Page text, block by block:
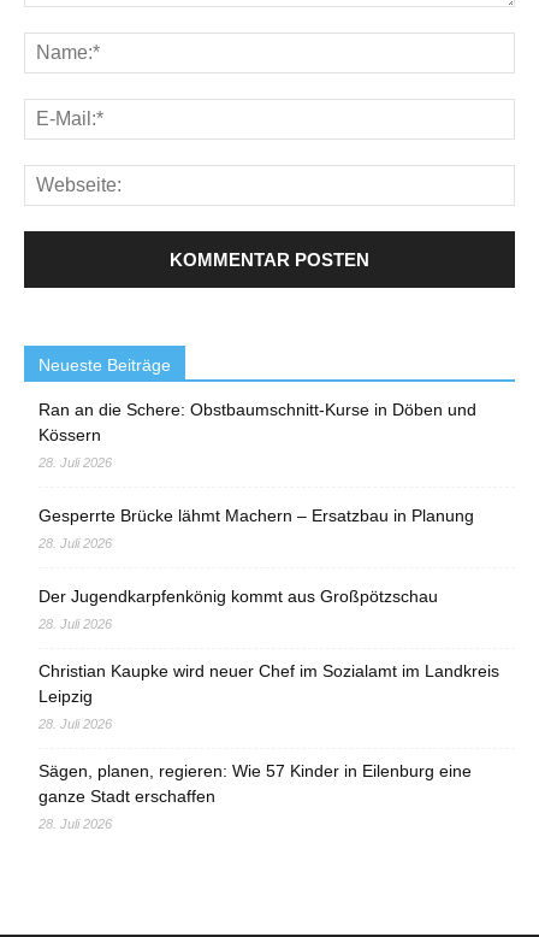
Neueste Beiträge
Ran an die Schere: Obstbaumschnitt-Kurse in Döben und
Kössern
28. Juli 2026
Gesperrte Brücke lähmt Machern – Ersatzbau in Planung
28. Juli 2026
Der Jugendkarpfenkönig kommt aus Großpötzschau
28. Juli 2026
Christian Kaupke wird neuer Chef im Sozialamt im Landkreis
Leipzig
28. Juli 2026
Sägen, planen, regieren: Wie 57 Kinder in Eilenburg eine
ganze Stadt erschaffen
28. Juli 2026